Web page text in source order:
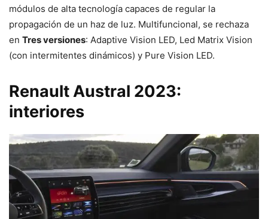
módulos de alta tecnología capaces de regular la
propagación de un haz de luz. Multifuncional, se rechaza
en Tres versiones: Adaptive Vision LED, Led Matrix Vision
(con intermitentes dinámicos) y Pure Vision LED.
Renault Austral 2023:
interiores